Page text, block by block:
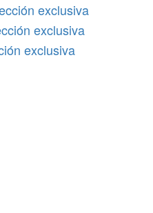
exclusiva
exclusiva
exclusiva